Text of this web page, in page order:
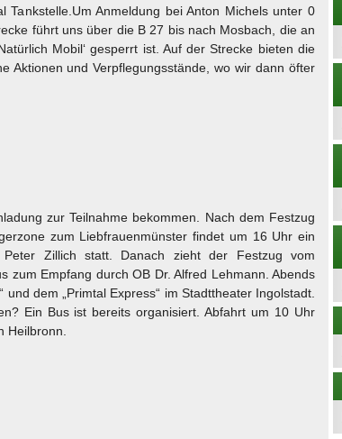
Tankstelle.Um Anmeldung bei Anton Michels unter 0
führt uns über die B 27 bis nach Mosbach, die an
Mobil‘ gesperrt ist. Auf der Strecke bieten die
Aktionen und Verpflegungsstände, wo wir dann öfter
zur Teilnahme bekommen. Nach dem Festzug
zum Liebfrauenmünster findet um 16 Uhr ein
Peter Zillich statt. Danach zieht der Festzug vom
zum Empfang durch OB Dr. Alfred Lehmann. Abends
und dem „Primtal Express“ im Stadttheater Ingolstadt.
Ein Bus ist bereits organisiert. Abfahrt um 10 Uhr
Heilbronn.